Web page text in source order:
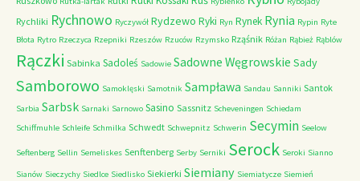
Rychliki Rychnowo Ryczywół Rydzewo Ryki Ryn Rynek Rynia Rypin Ryte
Błota Rytro Rzeczyca Rzepniki Rzeszów Rzuców Rzymsko Rząśnik Różan Rąbież Rąblów
Rączki Sabinka Sadoleś Sadowie Sadowne Węgrowskie Sady
Samborowo Samoklęski Samotnik Sampława Sandau Sanniki Santok
Sarbia Sarbsk Sarnaki Sarnowo Sasino Sassnitz Scheveningen Schiedam
Schiffmuhle Schleife Schmilka Schwedt Schwepnitz Schwerin Secymin Seelow
Seftenberg Sellin Semeliskes Senftenberg Serby Serniki Serock Seroki Sianno
Sianów Sieczychy Siedlce Siedlisko Siekierki Siemiany Siemiatycze Siemień